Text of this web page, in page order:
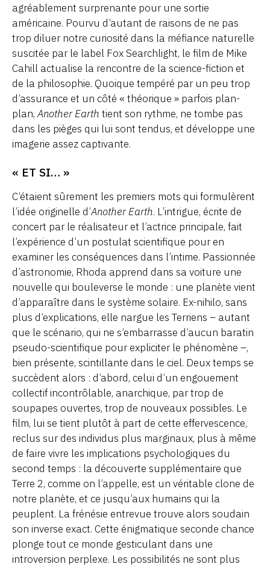
agréablement surprenante pour une sortie
américaine. Pourvu d’autant de raisons de ne pas
trop diluer notre curiosité dans la méfiance naturelle
suscitée par le label Fox Searchlight, le film de Mike
Cahill actualise la rencontre de la science-fiction et
de la philosophie. Quoique tempéré par un peu trop
d’assurance et un côté « théorique » parfois plan-
plan,Another Earth tient son rythme, ne tombe pas
dans les pièges qui lui sont tendus, et développe une
imagerie assez captivante.
« ET SI… »
C’étaient sûrement les premiers mots qui formulèrent
l’idée originelle d’Another Earth. L’intrigue, écrite de
concert par le réalisateur et l’actrice principale, fait
l’expérience d’un postulat scientifique pour en
examiner les conséquences dans l’intime. Passionnée
d’astronomie, Rhoda apprend dans sa voiture une
nouvelle qui bouleverse le monde : une planète vient
d’apparaître dans le système solaire. Ex-nihilo, sans
plus d’explications, elle nargue les Terriens – autant
que le scénario, qui ne s’embarrasse d’aucun baratin
pseudo-scientifique pour expliciter le phénomène –,
bien présente, scintillante dans le ciel. Deux temps se
succèdent alors : d’abord, celui d’un engouement
collectif incontrôlable, anarchique, par trop de
soupapes ouvertes, trop de nouveaux possibles. Le
film, lui se tient plutôt à part de cette effervescence,
reclus sur des individus plus marginaux, plus à même
de faire vivre les implications psychologiques du
second temps : la découverte supplémentaire que
Terre 2, comme on l’appelle, est un véritable clone de
notre planète, et ce jusqu’aux humains qui la
peuplent. La frénésie entrevue trouve alors soudain
son inverse exact. Cette énigmatique seconde chance
plonge tout ce monde gesticulant dans une
introversion perplexe. Les possibilités ne sont plus